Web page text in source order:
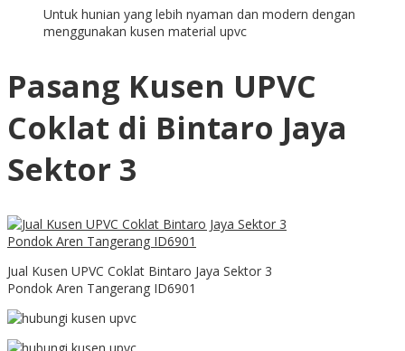
Untuk hunian yang lebih nyaman dan modern dengan
menggunakan kusen material upvc
Pasang Kusen UPVC
Coklat di Bintaro Jaya
Sektor 3
Jual Kusen UPVC Coklat Bintaro Jaya Sektor 3
Pondok Aren Tangerang ID6901